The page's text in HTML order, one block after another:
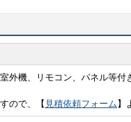
外機、リモコン、パネル等付
ので、【 見積依頼フォーム 】